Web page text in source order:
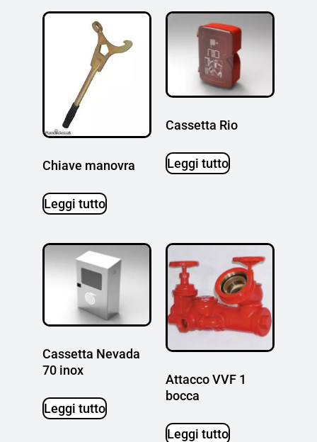
Chiave manovra
Leggi tutto
Cassetta Rio
Leggi tutto
Cassetta Nevada
70 inox
Leggi tutto
Attacco VVF 1
bocca
Leggi tutto